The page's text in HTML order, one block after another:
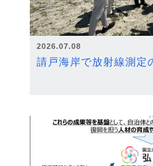
2026.07.08
請戸海岸で放射線測定